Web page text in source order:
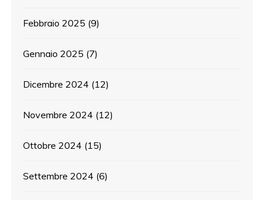
Febbraio 2025 (9)
Gennaio 2025 (7)
Dicembre 2024 (12)
Novembre 2024 (12)
Ottobre 2024 (15)
Settembre 2024 (6)